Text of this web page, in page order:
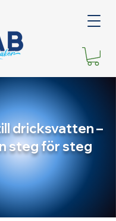
dricksvatten –
steg för steg